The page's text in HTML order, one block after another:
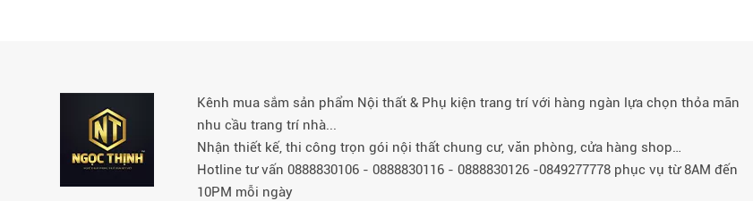
Kênh mua sắm sản phẩm Nội thất & Phụ kiện trang trí với hàng ngàn lựa chọn thỏa mãn
nhu cầu trang trí nhà...
Nhận thiết kế, thi công trọn gói nội thất chung cư, văn phòng, cửa hàng shop…
Hotline tư vấn 0888830106 - 0888830116 - 0888830126 -0849277778 phục vụ từ 8AM đến
10PM mỗi ngày